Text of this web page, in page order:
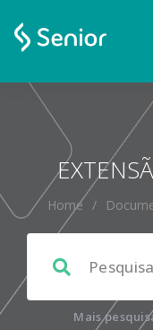
Home /
Mais